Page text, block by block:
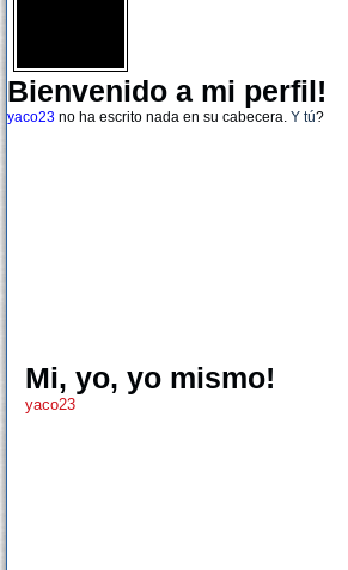
Bienvenido a mi perfil!
yaco23 no ha escrito nada en su cabecera. Y tú?
Mi, yo, yo mismo!
yaco23